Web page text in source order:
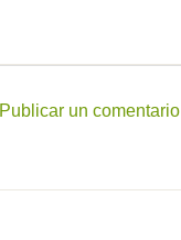
Publicar un comentario